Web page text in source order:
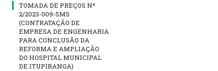
TOMADA DE PREÇOS Nº
2/2023-009-SMS
(CONTRATAÇÃO DE
EMPRESA DE ENGENHARIA
PARA CONCLUSÃO DA
REFORMA E AMPLIAÇÃO
DO HOSPITAL MUNICIPAL
DE ITUPIRANGA)